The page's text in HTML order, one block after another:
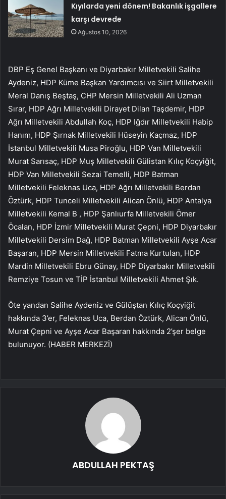
Kıyılarda yeni dönem! Bakanlık işgallere
karşı devrede
Ağustos 10, 2026
DBP Eş Genel Başkanı ve Diyarbakır Milletvekili Salihe
Aydeniz, HDP Küme Başkan Yardımcısı ve Siirt Milletvekili
Meral Danış Beştaş, CHP Mersin Milletvekili Ali Uzman
Sırar, HDP Ağrı Milletvekili Dirayet Dilan Taşdemir, HDP
Ağrı Milletvekili Abdullah Koç, HDP Iğdır Milletvekili Habip
Hanım, HDP Şırnak Milletvekili Hüseyin Kaçmaz, HDP
İstanbul Milletvekili Musa Piroğlu, HDP Van Milletvekili
Murat Sarısaç, HDP Muş Milletvekili Gülistan Kılıç Koçyiğit,
HDP Van Milletvekili Sezai Temelli, HDP Batman
Milletvekili Feleknas Uca, HDP Ağrı Milletvekili Berdan
Öztürk, HDP Tunceli Milletvekili Alican Önlü, HDP Antalya
Milletvekili Kemal B , HDP Şanlıurfa Milletvekili Ömer
Öcalan, HDP İzmir Milletvekili Murat Çepni, HDP Diyarbakır
Milletvekili Dersim Dağ, HDP Batman Milletvekili Ayşe Acar
Başaran, HDP Mersin Milletvekili Fatma Kurtulan, HDP
Mardin Milletvekili Ebru Günay, HDP Diyarbakır Milletvekili
Remziye Tosun ve TİP İstanbul Milletvekili Ahmet Şık.
Öte yandan Salihe Aydeniz ve Gülüştan Kılıç Koçyiğit
hakkında 3’er, Feleknas Uca, Berdan Öztürk, Alican Önlü,
Murat Çepni ve Ayşe Acar Başaran hakkında 2’şer belge
bulunuyor. (HABER MERKEZİ)
ABDULLAH PEKTAŞ